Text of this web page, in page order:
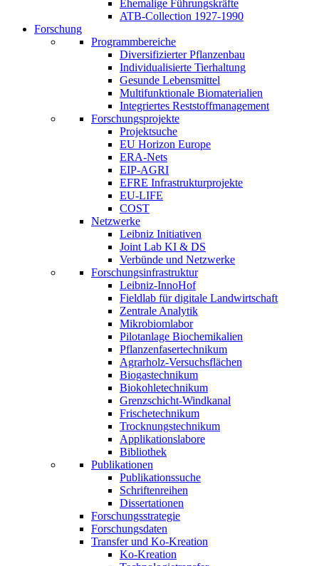
Ehemalige Führungskräfte
ATB-Collection 1927-1990
Forschung
Programmbereiche
Diversifizierter Pflanzenbau
Individualisierte Tierhaltung
Gesunde Lebensmittel
Multifunktionale Biomaterialien
Integriertes Reststoffmanagement
Forschungsprojekte
Projektsuche
EU Horizon Europe
ERA-Nets
EIP-AGRI
EFRE Infrastrukturprojekte
EU-LIFE
COST
Netzwerke
Leibniz Initiativen
Joint Lab KI & DS
Verbünde und Netzwerke
Forschungsinfrastruktur
Leibniz-InnoHof
Fieldlab für digitale Landwirtschaft
Zentrale Analytik
Mikrobiomlabor
Pilotanlage Biochemikalien
Pflanzenfasertechnikum
Agrarholz-Versuchsflächen
Biogastechnikum
Biokohletechnikum
Grenzschicht-Windkanal
Frischetechnikum
Trocknungstechnikum
Applikationslabore
Bibliothek
Publikationen
Publikationssuche
Schriftenreihen
Dissertationen
Forschungsstrategie
Forschungsdaten
Transfer und Ko-Kreation
Ko-Kreation